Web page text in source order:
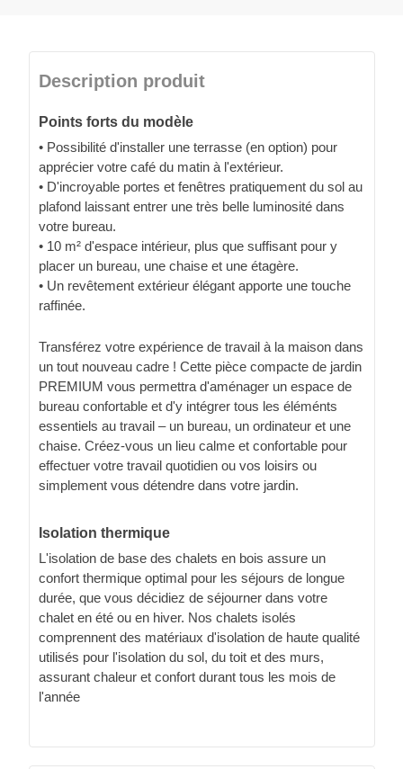
Description produit
Points forts du modèle
• Possibilité d'installer une terrasse (en option) pour
apprécier votre café du matin à l'extérieur.
• D'incroyable portes et fenêtres pratiquement du sol au
plafond laissant entrer une très belle luminosité dans
votre bureau.
• 10 m² d'espace intérieur, plus que suffisant pour y
placer un bureau, une chaise et une étagère.
• Un revêtement extérieur élégant apporte une touche
raffinée.
Transférez votre expérience de travail à la maison dans
un tout nouveau cadre ! Cette pièce compacte de jardin
PREMIUM vous permettra d'aménager un espace de
bureau confortable et d'y intégrer tous les éléménts
essentiels au travail – un bureau, un ordinateur et une
chaise. Créez-vous un lieu calme et confortable pour
effectuer votre travail quotidien ou vos loisirs ou
simplement vous détendre dans votre jardin.
Isolation thermique
L'isolation de base des chalets en bois assure un
confort thermique optimal pour les séjours de longue
durée, que vous décidiez de séjourner dans votre
chalet en été ou en hiver. Nos chalets isolés
comprennent des matériaux d'isolation de haute qualité
utilisés pour l'isolation du sol, du toit et des murs,
assurant chaleur et confort durant tous les mois de
l'année